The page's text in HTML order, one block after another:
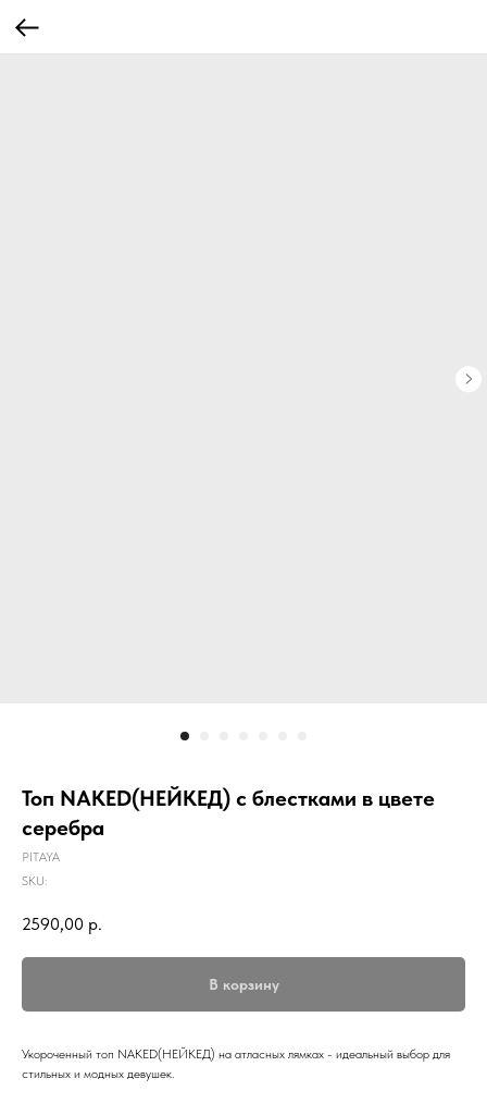
Топ NAKED(НЕЙКЕД) с блестками в цвете
серебра
PITAYA
SKU:
2590,00 р.
В корзину
Укороченный топ NAKED(НЕЙКЕД) на атласных лямках - идеальный выбор для
стильных и модных девушек.